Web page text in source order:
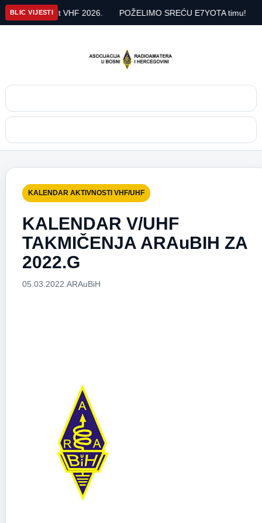
BLIC VIJESTI
Contest VHF 2026. POŽELIMO SREĆU E7YOTA timu! IARU
KALENDAR AKTIVNOSTI VHF/UHF
KALENDAR V/UHF
TAKMIČENJA ARAuBIH ZA
2022.G
05.03.2022. ARAuBiH